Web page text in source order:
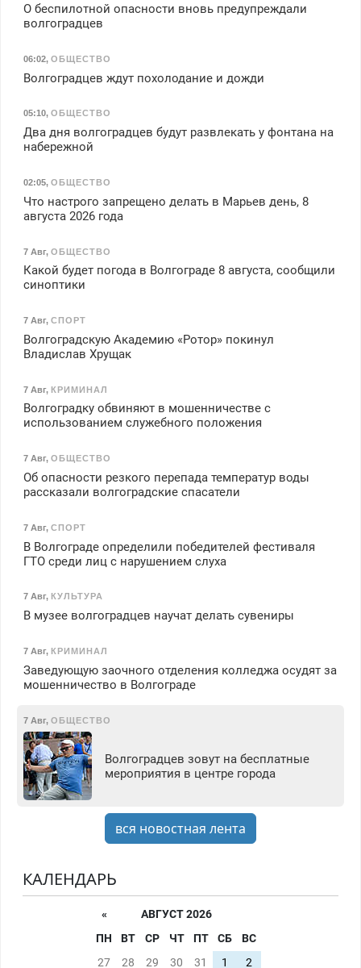
О беспилотной опасности вновь предупреждали
волгоградцев
06:02, ОБЩЕСТВО
Волгоградцев ждут похолодание и дожди
05:10, ОБЩЕСТВО
Два дня волгоградцев будут развлекать у фонтана на
набережной
02:05, ОБЩЕСТВО
Что настрого запрещено делать в Марьев день, 8
августа 2026 года
7 Авг, ОБЩЕСТВО
Какой будет погода в Волгограде 8 августа, сообщили
синоптики
7 Авг, СПОРТ
Волгоградскую Академию «Ротор» покинул
Владислав Хрущак
7 Авг, КРИМИНАЛ
Волгоградку обвиняют в мошенничестве с
использованием служебного положения
7 Авг, ОБЩЕСТВО
Об опасности резкого перепада температур воды
рассказали волгоградские спасатели
7 Авг, СПОРТ
В Волгограде определили победителей фестиваля
ГТО среди лиц с нарушением слуха
7 Авг, КУЛЬТУРА
В музее волгоградцев научат делать сувениры
7 Авг, КРИМИНАЛ
Заведующую заочного отделения колледжа осудят за
мошенничество в Волгограде
7 Авг, ОБЩЕСТВО
Волгоградцев зовут на бесплатные
мероприятия в центре города
вся новостная лента
КАЛЕНДАРЬ
«
АВГУСТ 2026
ПН
ВТ СР ЧТ ПТ СБ
ВС
27
28 29 30 31 1 2